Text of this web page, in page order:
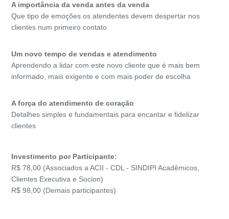
A importância da venda antes da venda
Que tipo de emoções os atendentes devem despertar nos
clientes num primeiro contato
Um novo tempo de vendas e atendimento
Aprendendo a lidar com este novo cliente que é mais bem
informado, mais exigente e com mais poder de escolha
A força do atendimento de coração
Detalhes simples e fundamentais para encantar e fidelizar
clientes
Investimento por Participante:
R$ 78,00 (Associados a ACII - CDL - SINDIPI Acadêmicos,
Clientes Executiva e Socion)
R$ 98,00 (Demais participantes)